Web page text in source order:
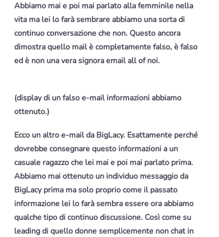
Abbiamo mai e poi mai parlato alla femminile nella
vita ma lei lo farà sembrare abbiamo una sorta di
continuo conversazione che non. Questo ancora
dimostra quello mail è completamente falso, è falso
ed è non una vera signora email all of noi.
(display di un falso e-mail informazioni abbiamo
ottenuto.)
Ecco un altro e-mail da BigLacy. Esattamente perché
dovrebbe consegnare questo informazioni a un
casuale ragazzo che lei mai e poi mai parlato prima.
Abbiamo mai ottenuto un individuo messaggio da
BigLacy prima ma solo proprio come il passato
informazione lei lo farà sembra essere ora abbiamo
qualche tipo di continuo discussione. Così come su
leading di quello donne semplicemente non chat in